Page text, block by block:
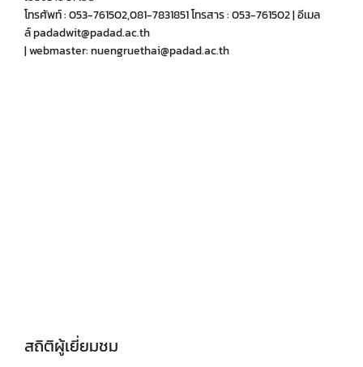
โทรศัพท์ : 053-761502,081-7831851 โทรสาร : 053-761502 | อีเมล
ล์ padadwit@padad.ac.th
| webmaster: nuengruethai@padad.ac.th
สถิติผู้เยี่ยมชม